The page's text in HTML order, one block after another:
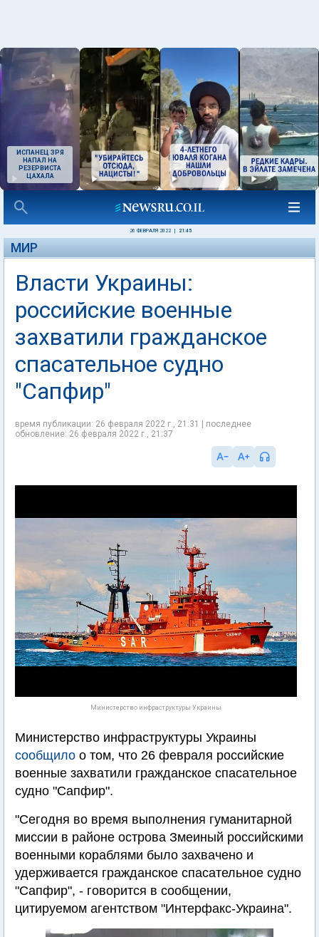
ИСПАНЕЦ ЗРЯ
НАПАЛ НА
РЕЗЕРВИСТА
ЦАХАЛА
26 ФЕВРАЛЯ 2022 21:45
МИР
Власти Украины:
российские военные
захватили гражданское
спасательное судно
"Сапфир"
время публикации: 26 февраля 2022 г., 21:31 | последнее
обновление: 26 февраля 2022 г., 21:37
Министерство инфраструктуры Украины
Министерство инфраструктуры Украины
сообщило о том, что 26 февраля российские
военные захватили гражданское спасательное
судно "Сапфир".
"Сегодня во время выполнения гуманитарной
миссии в районе острова Змеиный российскими
военными кораблями было захвачено и
удерживается гражданское спасательное судно
"Сапфир", - говорится в сообщении,
цитируемом агентством "Интерфакс-Украина".